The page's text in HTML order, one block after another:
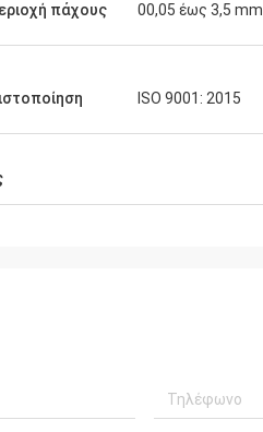
πάχους 00,05 έως 3,5 mm
ISO 9001: 2015